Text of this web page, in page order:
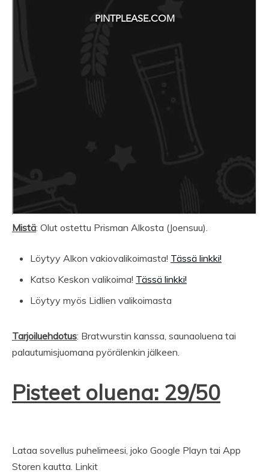
Mistä: Olut ostettu Prisman Alkosta (Joensuu).
Löytyy Alkon vakiovalikoimasta! Tässä linkki!
Katso Keskon valikoima! Tässä linkki!
Löytyy myös Lidlien valikoimasta
Tarjoiluehdotus: Bratwurstin kanssa, saunaoluena tai
palautumisjuomana pyörälenkin jälkeen.
Pisteet oluena: 29/50
Lataa sovellus puhelimeesi, joko Google Playn tai App
Storen kautta. Linkit